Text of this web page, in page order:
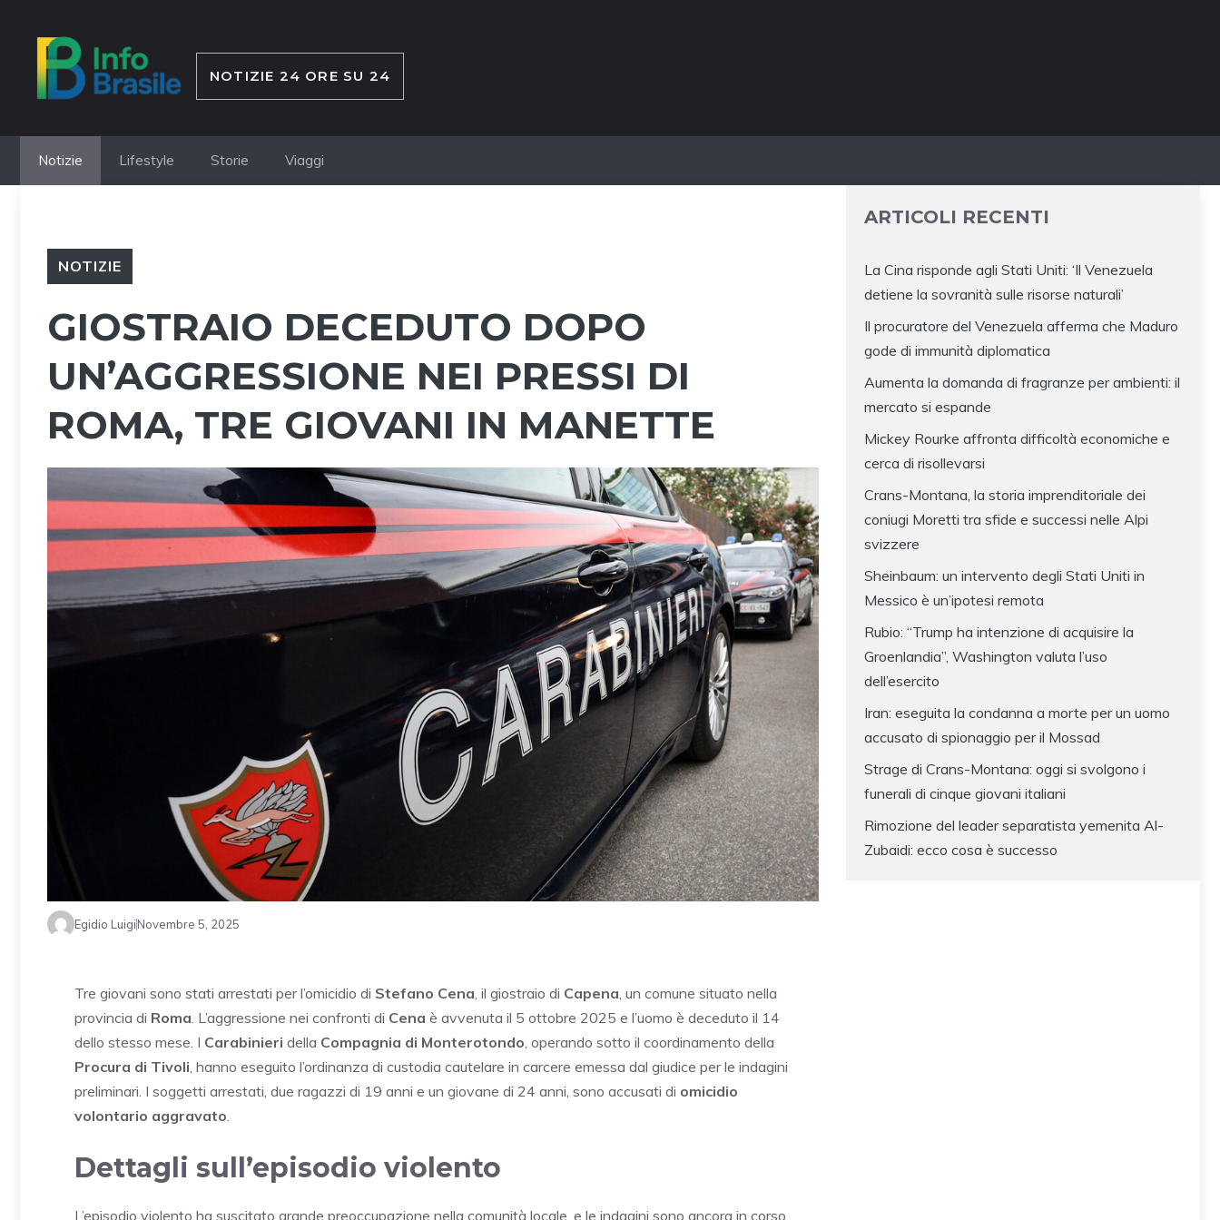
contenuto
NOTIZIE 24 ORE SU 24
Notizie Lifestyle Storie Viaggi
NOTIZIE
GIOSTRAIO DECEDUTO DOPO
UN’AGGRESSIONE NEI PRESSI DI
ROMA, TRE GIOVANI IN MANETTE
Egidio LuigiNovembre 5, 2025
Tre giovani sono stati arrestati per l’omicidio di Stefano Cena, il giostraio di Capena, un comune situato nella
provincia di Roma. L’aggressione nei confronti di Cena è avvenuta il 5 ottobre 2025 e l’uomo è deceduto il 14
dello stesso mese. I Carabinieri della Compagnia di Monterotondo, operando sotto il coordinamento della
Procura di Tivoli, hanno eseguito l’ordinanza di custodia cautelare in carcere emessa dal giudice per le indagini
preliminari. I soggetti arrestati, due ragazzi di 19 anni e un giovane di 24 anni, sono accusati di omicidio
volontario aggravato.
Dettagli sull’episodio violento
L’episodio violento ha suscitato grande preoccupazione nella comunità locale, e le indagini sono ancora in corso
ARTICOLI RECENTI
La Cina risponde agli Stati Uniti: ‘Il Venezuela
detiene la sovranità sulle risorse naturali’
Il procuratore del Venezuela afferma che Maduro
gode di immunità diplomatica
Aumenta la domanda di fragranze per ambienti: il
mercato si espande
Mickey Rourke affronta difficoltà economiche e
cerca di risollevarsi
Crans-Montana, la storia imprenditoriale dei
coniugi Moretti tra sfide e successi nelle Alpi
svizzere
Sheinbaum: un intervento degli Stati Uniti in
Messico è un’ipotesi remota
Rubio: “Trump ha intenzione di acquisire la
Groenlandia”, Washington valuta l’uso
dell’esercito
Iran: eseguita la condanna a morte per un uomo
accusato di spionaggio per il Mossad
Strage di Crans-Montana: oggi si svolgono i
funerali di cinque giovani italiani
Rimozione del leader separatista yemenita Al-
Zubaidi: ecco cosa è successo